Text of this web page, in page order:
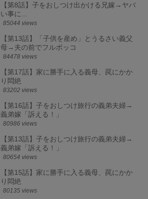
【第8話】子をおしつけ出かける兄嫁→ヤバ
い事に...
85044 views
【第13話】「子供を産め」とうるさい義父
母→夫の前でフルボッコ
84478 views
【第17話】家に勝手に入る義母、罠にかか
り悶絶
83202 views
【第16話】子をおしつけ旅行の義弟夫婦→
義弟嫁「訴える！」
80986 views
【第13話】子をおしつけ旅行の義弟夫婦→
義弟嫁「訴える！」
80654 views
【第15話】家に勝手に入る義母、罠にかか
り悶絶
80135 views